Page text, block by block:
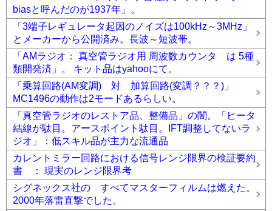
biasと呼んだのが1937年」。
「3端子レギュレータ起因のノイズは100kHz～3MHz」
とメーカーから公開済み。長波～短波帯。
「AMラジオ： 真空管ラジオ用 周波数カウンタ は 5種
類開発済」。 キット品はyahooにて。
「乗算回路(AM変調) 対 加算回路(変調？？？)」
MC1496の動作は2モードあるらしい。
「真空管ラジオのレストア品、整備品」の闇。「ヒータ
結線が駄目。アースポイント駄目。IFT調整してないラ
ジオ」：低スキル品が主力な流通品
カレントミラー回路における信号レンジ限界の検証要約
書 ： 現実のレンジ限界考
シグネックス社の すべてマスターフィルムは燃えた。
2000年落雷直撃でした。